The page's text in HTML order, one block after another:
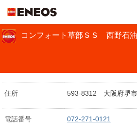
コンフォート草部ＳＳ 西野石油
住所 593-8312 大阪府堺市
電話番号 072-271-0121